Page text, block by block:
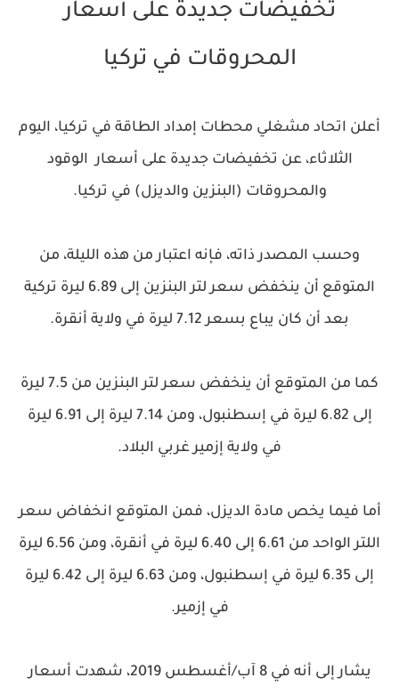
تخفيضات جديدة على أسعار
المحروقات في تركيا
أعلن اتحاد مشغلي محطات إمداد الطاقة في تركيا، اليوم
الثلاثاء، عن تخفيضات جديدة على أسعار الوقود
والمحروقات (البنزين والديزل) في تركيا.
وحسب المصدر ذاته، فإنه اعتبار من هذه الليلة، من
المتوقع أن ينخفض سعر لتر البنزين إلى 6.89 ليرة تركية
بعد أن كان يباع بسعر 7.12 ليرة في ولاية أنقرة.
كما من المتوقع أن ينخفض سعر لتر البنزين من 7.5 ليرة
إلى 6.82 ليرة في إسطنبول، ومن 7.14 ليرة إلى 6.91 ليرة
في ولاية إزمير غربي البلاد.
أما فيما يخص مادة الديزل، فمن المتوقع انخفاض سعر
اللتر الواحد من 6.61 إلى 6.40 ليرة في أنقرة، ومن 6.56 ليرة
إلى 6.35 ليرة في إسطنبول، ومن 6.63 ليرة إلى 6.42 ليرة
في إزمير.
يشار إلى أنه في 8 آب/أغسطس 2019، شهدت أسعار